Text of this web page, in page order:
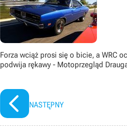
wirtualne). Wychowały go
sprawą Mad Maksa i
fantasy. Dziś próbuje sił w
dzięki czemu wciąż może
Forza wciąż prosi się o bicie, a WRC
podwija rękawy - Motoprzegląd
NASTĘPNY